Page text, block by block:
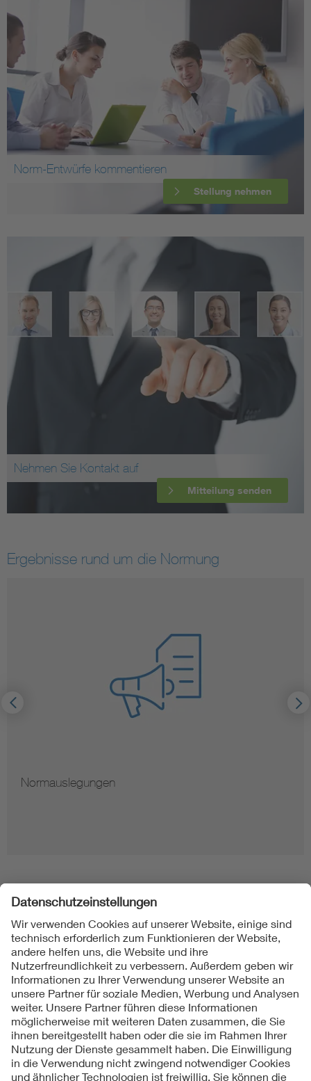
Norm-Entwürfe kommentieren
Stellung nehmen
Nehmen Sie Kontakt auf
Mitteilung senden
Ergebnisse rund um die Normung
Normauslegungen
Folgen Sie uns
Kontakt